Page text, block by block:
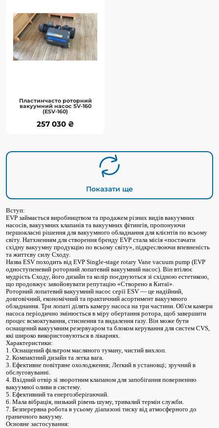
Пластинчасто роторний
вакуумний насос SV-160
(ESV-160)
257 030 ₴
Вступ:EVP займається виробництвом
та продажем різних видів вакуумних
насосів, вакуумних клапанів та ..
Детальніше
257 030 ₴
Показати ще
Вступ:
EVP займається виробництвом та продажем різних видів вакуумних
насосів, вакуумних клапанів та вакуумних фітингів, пропонуючи
першокласні рішення для вакуумного обладнання для клієнтів по всьому
світу. Натхненням для створення бренду EVP стала місія «постачати
східну вакуумну продукцію по всьому світу», підкреслюючи впевненість
та життєву силу Сходу.
Назва ESV походить від EVP Single-stage rotary Vane vacuum pump (EVP
одноступеневий роторний лопатевий вакуумний насос). Він втілює
мудрість Сходу, його дизайн та колір поєднуються зі східною естетикою,
що продовжує завойовувати репутацію «Створено в Китаї».
Роторний лопатевий вакуумний насос серії ESV — це надійний,
довговічний, економічний та практичний асортимент вакуумного
обладнання. Три лопаті ділять камеру насоса на три частини. Об'єм камери
насоса періодично змінюється в міру обертання ротора, щоб завершити
процес всмоктування, стиснення та видалення газу. Він може бути
оснащений вакуумним резервуаром та блоком керування для систем CVS,
які широко використовуються в лікарнях.
Характеристики:
1. Оснащений фільтром масляного туману, чистий вихлоп.
2. Компактний дизайн та легка вага.
3. Ефективне повітряне охолодження; Легкий в установці; зручний в
обслуговуванні.
4. Вхідний отвір зі зворотним клапаном для запобігання поверненню
вакуумної оливи в систему.
5. Ефективний та енергозберігаючий.
6. Мала вібрація, низький рівень шуму, тривалий термін служби.
7. Безперервна робота в усьому діапазоні тиску від атмосферного до
граничного вакууму.
Основне застосування: